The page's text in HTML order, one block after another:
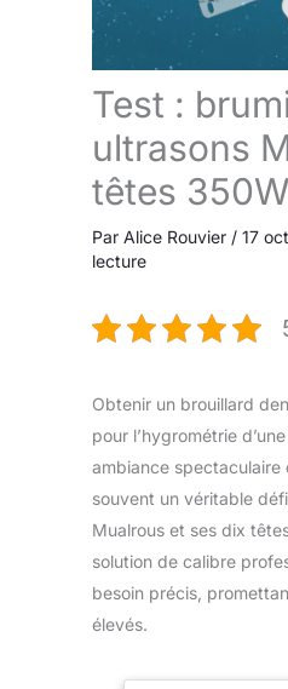
Test :
ultrasons
têtes 350W
Par Alice Rouvier / 17
lecture
Obtenir un brouillard
pour l’hygrométrie
ambiance spectaculaire
souvent un véritable
Mualrous et ses dix
solution de calibre
besoin précis,
élevés.